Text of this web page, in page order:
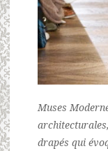
Muses
drapés qui